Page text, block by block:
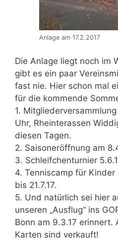
Anlage am 17.2.2017
Die Anlage liegt noch im
gibt es ein paar
fast nie. Hier schon mal
für die kommende
1.
Uhr, Rheinterassen
diesen Tagen.
2. Saisoneröffnung am
3. Schleifchenturnier
4. Tenniscamp für Kinder
bis 21.7.17.
5. Und natürlich sei hier
unseren „Ausflug“ ins
Bonn am 9.3.17 erinnert.
Karten sind verkauft!